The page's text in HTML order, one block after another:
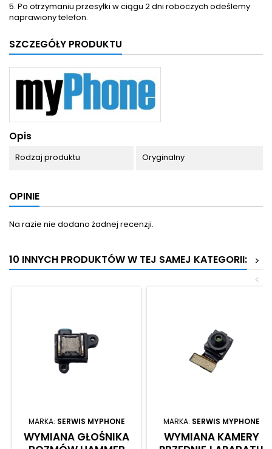
5. Po otrzymaniu przesyłki w ciągu 2 dni roboczych odeślemy
naprawiony telefon.
SZCZEGÓŁY PRODUKTU
Opis
Rodzaj produktu Oryginalny
OPINIE
Na razie nie dodano żadnej recenzji.
10 INNYCH PRODUKTÓW W TEJ SAMEJ KATEGORII: >
<
MARKA: SERWIS MYPHONE
WYMIANA GŁOŚNIKA
MARKA: SERWIS MYPHONE
WYMIANA KAMERY